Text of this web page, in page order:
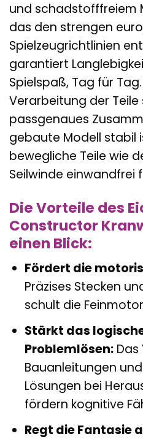
und schadstofffreiem
das den strengen
Spielzeugrichtlinien
garantiert
Spielspaß, Tag für
Verarbeitung der
passgenaues
gebaute Modell stabil
bewegliche Teile wie
Seilwinde einwandfrei
Die Vorteile des
Constructor
einen Blick:
Fördert die
Präzises Stecken
schult die
Stärkt das
Problemlösen:Das
Bauanleitungen
Lösungen bei
fördern kognitive
Regt die Fantasie